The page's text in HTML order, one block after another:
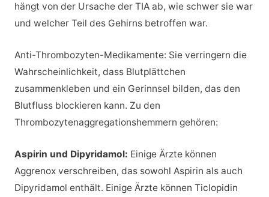
hängt von der Ursache der TIA ab, wie schwer sie war
und welcher Teil des Gehirns betroffen war.
Anti-Thrombozyten-Medikamente: Sie verringern die
Wahrscheinlichkeit, dass Blutplättchen
zusammenkleben und ein Gerinnsel bilden, das den
Blutfluss blockieren kann. Zu den
Thrombozytenaggregationshemmern gehören:
Aspirin und Dipyridamol: Einige Ärzte können
Aggrenox verschreiben, das sowohl Aspirin als auch
Dipyridamol enthält. Einige Ärzte können Ticlopidin